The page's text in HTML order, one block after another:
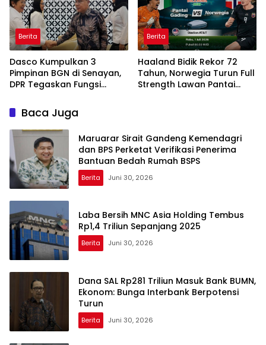
Berita
Dasco Kumpulkan 3
Pimpinan BGN di Senayan,
DPR Tegaskan Fungsi
Berita
Haaland Bidik Rekor 72
Tahun, Norwegia Turun Full
Strength Lawan Pantai
Baca Juga
Maruarar Sirait Gandeng Kemendagri
dan BPS Perketat Verifikasi Penerima
Bantuan Bedah Rumah BSPS
Berita Juni 30, 2026
Laba Bersih MNC Asia Holding Tembus
Rp1,4 Triliun Sepanjang 2025
Berita Juni 30, 2026
Dana SAL Rp281 Triliun Masuk Bank BUMN,
Ekonom: Bunga Interbank Berpotensi
Turun
Berita Juni 30, 2026